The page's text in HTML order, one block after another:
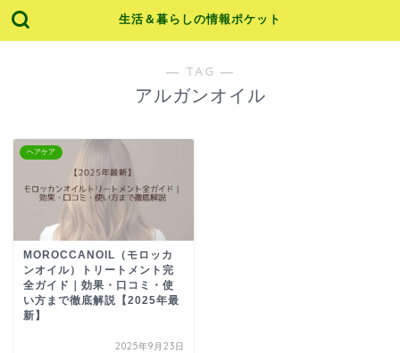
生活＆暮らしの情報ポケット
― TAG ―
アルガンオイル
ヘアケア
MOROCCANOIL（モロッカ
ンオイル）トリートメント完
全ガイド｜効果・口コミ・使
い方まで徹底解説【2025年最
新】
2025年9月23日